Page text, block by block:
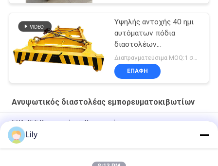
Υψηλής αντοχής 40 ημι
αυτόματων πόδια
διαστολέων
εμπορευματοκιβωτίων
ανυψωτικών
ΕΠΑΦΉ
Ανυψωτικός διαστολέας εμπορευματοκιβωτίων
ΣΥΛ 45Τ Κερανοφόρος Κερανοφόρος
Ημι αυτόματος διαστολέας εμπορευματοκιβωτίων 20 πόδια
40 πόδια εμπορευματοκιβωτίων
Lily